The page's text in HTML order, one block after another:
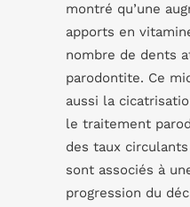
montré qu’une
apports en
nombre de dents
parodontite. Ce
aussi la
le traitement
des taux
sont associés à
progression du